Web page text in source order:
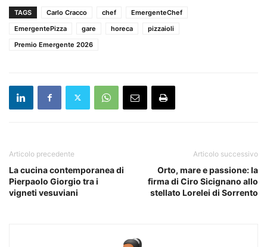
TAGS Carlo Cracco chef
EmergenteChef
EmergentePizza
gare horeca
pizzaioli
Premio Emergente 2026
Articolo precedente
La cucina contemporanea di
Pierpaolo Giorgio tra i
vigneti vesuviani
Articolo successivo
Orto, mare e passione: la
firma di Ciro Sicignano allo
stellato Lorelei di Sorrento